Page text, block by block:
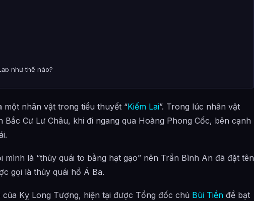
như thế nào?
nào?
hợp từ đâu?
một nhân vật trong tiểu thuyết “Kiếm Lai”. Trong lúc nhân vật
Bắc Cư Lư Châu, khi đi ngang qua Hoàng Phong Cốc, bên cạnh
là “thủy quái to bằng hạt gạo” nên Trần Bình An đã đặt tên
gọi là thủy quái hồ Á Ba.
Kỵ Long Tượng, hiện tại được Tổng đốc chủ Bùi Tiền đề bạt